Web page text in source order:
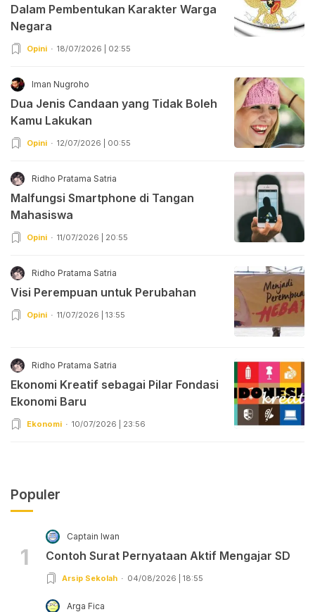
Dalam Pembentukan Karakter Warga
Negara
Opini 18/07/2026 | 02:55
Iman Nugroho
Dua Jenis Candaan yang Tidak Boleh
Kamu Lakukan
Opini 12/07/2026 | 00:55
Ridho Pratama Satria
Malfungsi Smartphone di Tangan
Mahasiswa
Opini 11/07/2026 | 20:55
Ridho Pratama Satria
Visi Perempuan untuk Perubahan
Opini 11/07/2026 | 13:55
Ridho Pratama Satria
Ekonomi Kreatif sebagai Pilar Fondasi
Ekonomi Baru
Ekonomi 10/07/2026 | 23:56
Populer
1
Captain Iwan
Contoh Surat Pernyataan Aktif Mengajar SD
Arsip Sekolah 04/08/2026 | 18:55
Arga Fica